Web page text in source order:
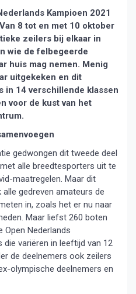
Kampioen 2021
8 tot en met 10 oktober
zeilers bij elkaar in
wie de felbegeerde
huis mag nemen. Menig
uitgekeken en dit
in 14 verschillende klassen
voor de kust van het
gedwongen dit tweede deel
alle breedtesporters uit te
maatregelen. Maar dit
alle gedreven amateurs de
in, zoals het er nu naar
Maar liefst 260 boten
Open Nederlands
variëren in leeftijd van 12
de deelnemers ook zeilers
olympische deelnemers en